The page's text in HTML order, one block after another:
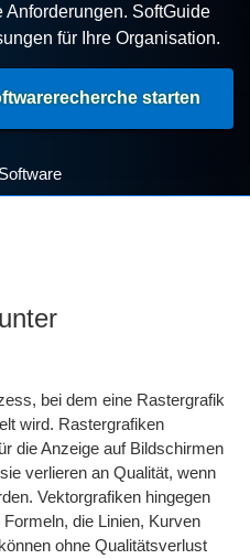
Anforderungen. SoftGuide
für Ihre Organisation.
starten
bei dem eine Rastergrafik
wird. Rastergrafiken
die Anzeige auf Bildschirmen
verlieren an Qualität, wenn
Vektorgrafiken hingegen
die Linien, Kurven
ohne Qualitätsverlust